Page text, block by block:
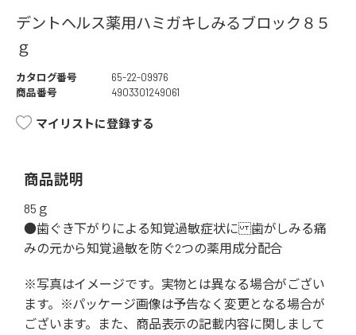
デントヘルス薬用ハミガキしみるブロック８５
ｇ
カタログ番号
65-22-09976
商品番号
4903301249061
マイリストに登録する
商品説明
85ｇ
●歯ぐき下がりによる知覚過敏症状に 歯がしみる痛
みの元から知覚過敏を防ぐ2つの薬用成分配合
※写真はイメージです。実物とは異なる場合がござい
ます。※パッケージ画像は予告なく変更となる場合が
ございます。また、商品表示の記載内容に関しまして